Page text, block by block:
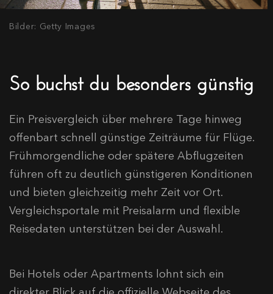
Bilder: Getty Images
So buchst du besonders günstig
Ein Preisvergleich über mehrere Tage hinweg
offenbart schnell günstige Zeiträume für Flüge.
Frühmorgendliche oder spätere Abflugzeiten
führen oft zu deutlich günstigeren Konditionen
und bieten gleichzeitig mehr Zeit vor Ort.
Vergleichsportale mit Preisalarm und flexible
Reisedaten unterstützen bei der Auswahl.
Bei Hotels oder Apartments lohnt sich ein